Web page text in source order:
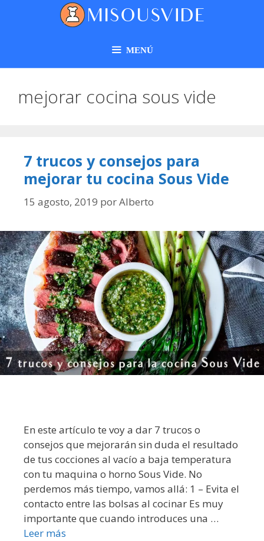
MENÚ
mejorar cocina sous vide
7 trucos y consejos para
mejorar tu cocina Sous Vide
15 agosto, 2019 porAlberto
En este artículo te voy a dar 7 trucos o
consejos que mejorarán sin duda el resultado
de tus cocciones al vacío a baja temperatura
con tu maquina o horno Sous Vide. No
perdemos más tiempo, vamos allá: 1 – Evita el
contacto entre las bolsas al cocinar Es muy
importante que cuando introduces una …
Leer más